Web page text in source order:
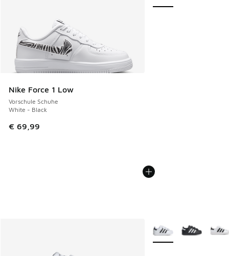
Nike Force 1 Low
Vorschule Schuhe
White - Black
€ 69,99
Weitere Farben